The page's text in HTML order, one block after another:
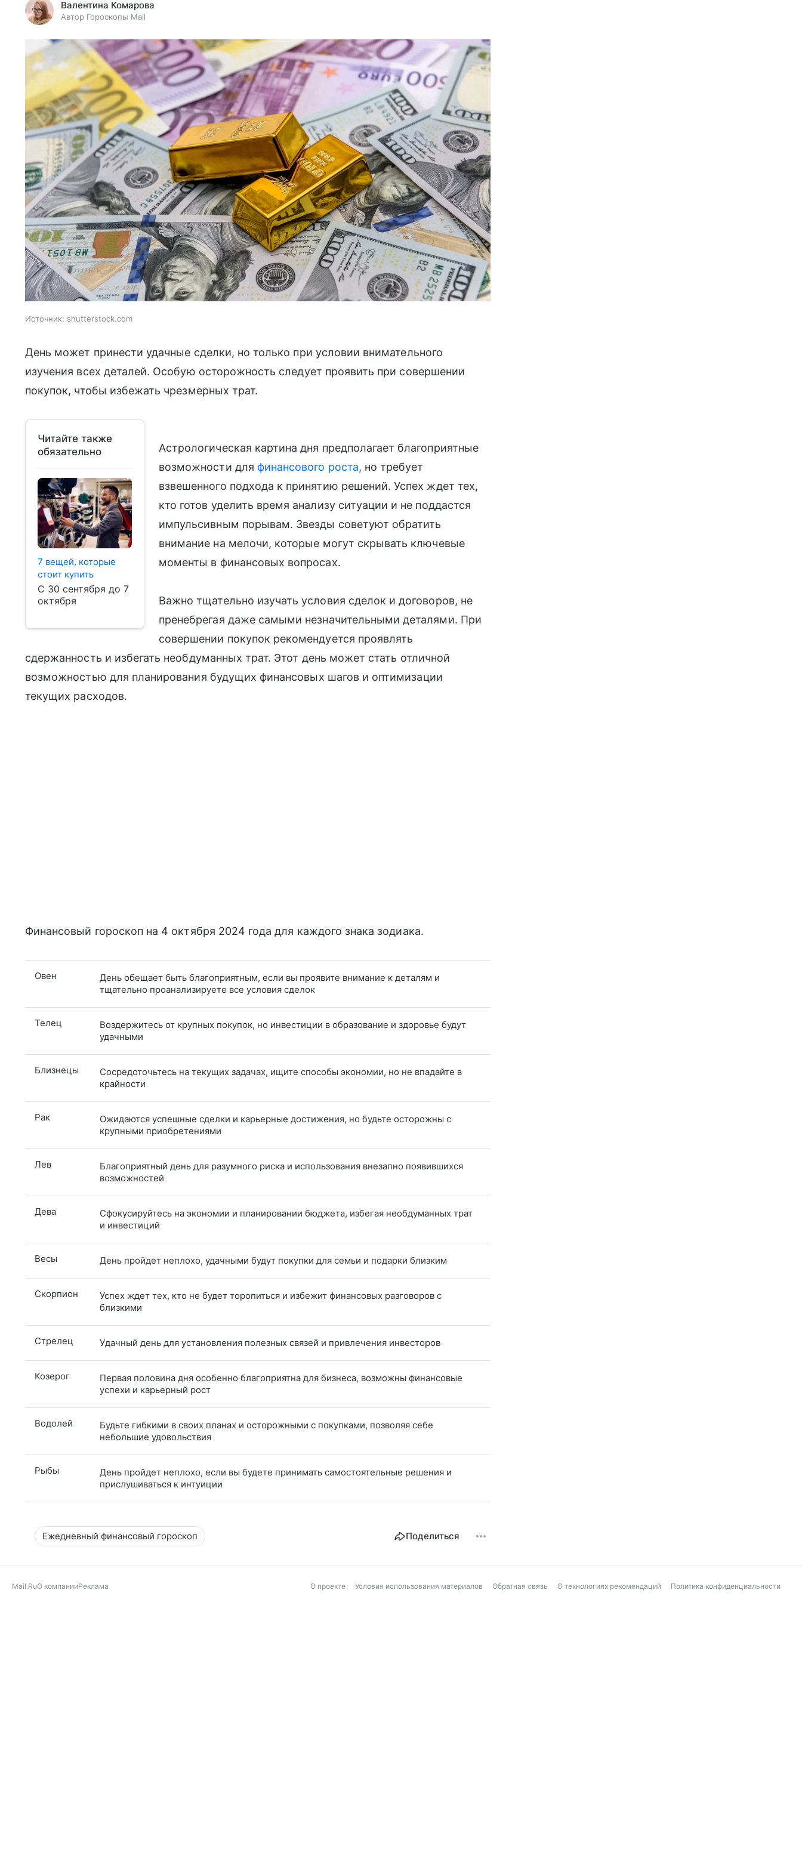
Валентина Комарова
Автор Гороскопы Mail
Источник: shutterstock.com
День может принести удачные сделки, но только при условии внимательного
изучения всех деталей. Особую осторожность следует проявить при совершении
покупок, чтобы избежать чрезмерных трат.
Читайте также
обязательно
7 вещей, которые
стоит купить
С 30 сентября до 7
октября
Астрологическая картина дня предполагает благоприятные
возможности для финансового роста, но требует
взвешенного подхода к принятию решений. Успех ждет тех,
кто готов уделить время анализу ситуации и не поддастся
импульсивным порывам. Звезды советуют обратить
внимание на мелочи, которые могут скрывать ключевые
моменты в финансовых вопросах.
Важно тщательно изучать условия сделок и договоров, не
пренебрегая даже самыми незначительными деталями. При
совершении покупок рекомендуется проявлять
сдержанность и избегать необдуманных трат. Этот день может стать отличной
возможностью для планирования будущих финансовых шагов и оптимизации
текущих расходов.
Финансовый гороскоп на 4 октября 2024 года для каждого знака зодиака.
Овен
День обещает быть благоприятным, если вы проявите внимание к деталям и
тщательно проанализируете все условия сделок
Телец
Воздержитесь от крупных покупок, но инвестиции в образование и здоровье будут
удачными
Близнецы
Сосредоточьтесь на текущих задачах, ищите способы экономии, но не впадайте в
крайности
Рак
Ожидаются успешные сделки и карьерные достижения, но будьте осторожны с
крупными приобретениями
Лев
Благоприятный день для разумного риска и использования внезапно появившихся
возможностей
Дева
Сфокусируйтесь на экономии и планировании бюджета, избегая необдуманных трат
и инвестиций
Весы День пройдет неплохо, удачными будут покупки для семьи и подарки близким
Скорпион
Успех ждет тех, кто не будет торопиться и избежит финансовых разговоров с
близкими
Стрелец Удачный день для установления полезных связей и привлечения инвесторов
Козерог
Первая половина дня особенно благоприятна для бизнеса, возможны финансовые
успехи и карьерный рост
Водолей
Будьте гибкими в своих планах и осторожными с покупками, позволяя себе
небольшие удовольствия
Рыбы
День пройдет неплохо, если вы будете принимать самостоятельные решения и
прислушиваться к интуиции
Ежедневный финансовый гороскоп Поделиться
Mail.RuО компанииРеклама О проекте Условия использования материалов Обратная связь О технологиях рекомендаций Политика конфиденциальности